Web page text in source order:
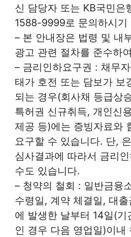
신 담당자 또는 KB국민
1588-9999로 문의하시기
– 본 안내장은 법령 및 내
광고 관련 절차를 준수하
– 금리인하요구권 : 채무
태가 호전 또는 담보가 보
되는 경우(회사채 등급상
특허권 신규취득, 개인신
제공 등)에는 증빙자료와
요구할 수 있습니다. 단,
심사결과에 따라서 금리
수도 있습니다.
– 청약의 철회 : 일반금융
수령일, 계약 체결일, 대
에 발생한 날부터 14일(기
인 경우 다음 영업일)이내